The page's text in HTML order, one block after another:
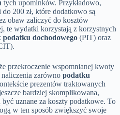
tych upominków. Przykładowo,
200 zł, które dodatkowo są
obaw zaliczyć do kosztów
te wydatki korzystają z korzystnych
podatku dochodowego (PIT) oraz
przekroczenie wspomnianej kwoty
zarówno podatku
prezentów traktowanych
bardziej skomplikowana,
uznane za koszty podatkowe. To
w ten sposób zwiększyć swoje